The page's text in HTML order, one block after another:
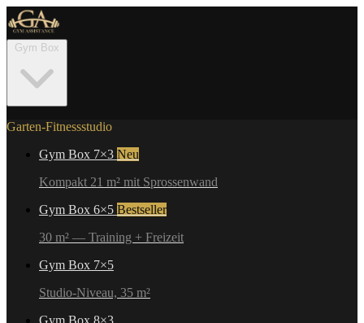
Garten-Fitnessstudio
Gym Box 7×3 Neu
Kompakt 21 m² mit Sprossenwand
Gym Box 6×5 Bestseller
30 m² — Training + Freizeit
Gym Box 7×5
Studio-Niveau, 35 m²
Gym Box 8×3